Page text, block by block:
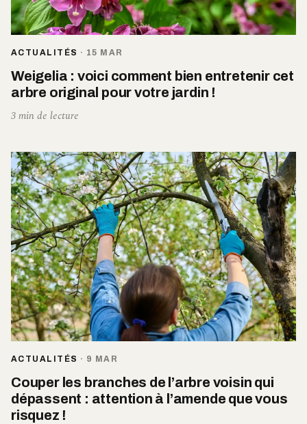
ACTUALITÉS · 15 MAR
Weigelia : voici comment bien entretenir cet
arbre original pour votre jardin !
3 min de lecture
ACTUALITÉS · 9 MAR
Couper les branches de l’arbre voisin qui
dépassent : attention à l’amende que vous
risquez !